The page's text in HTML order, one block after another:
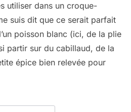
utiliser dans un croque-
suis dit que ce serait parfait
poisson blanc (ici, de la plie
partir sur du cabillaud, de la
épice bien relevée pour